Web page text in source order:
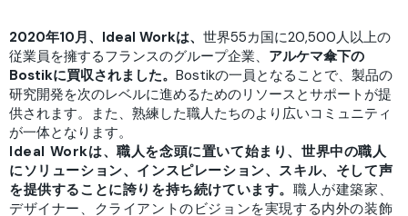
2020年10月、Ideal Workは、 世界55カ国に20,500人以上の
従業員を擁するフランスのグループ企業、 アルケマ傘下の
Bostikに買収されました。 Bostikの一員となることで、製品の
研究開発を次のレベルに進めるためのリソースとサポートが提
供されます。また、熟練した職人たちのより広いコミュニティ
が一体となります。
Ideal Workは、職人を念頭に置いて始まり、世界中の職人
にソリューション、インスピレーション、スキル、そして声
を提供することに誇りを持ち続けています。職人が建築家、
デザイナー、クライアントのビジョンを実現する内外の装飾